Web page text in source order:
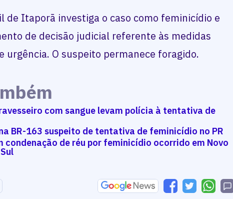
de Itaporã investiga o caso como feminicídio e
de decisão judicial referente às medidas
urgência. O suspeito permanece foragido.
com sangue levam polícia à tentativa de
na BR-163 suspeito de tentativa de feminicídio no PR
condenação de réu por feminicídio ocorrido em Novo